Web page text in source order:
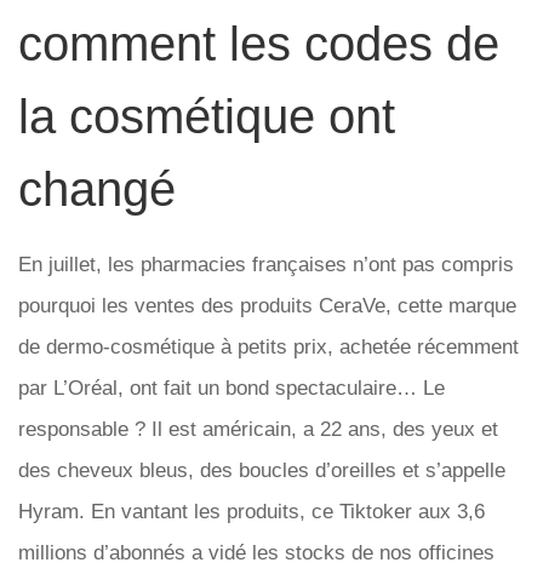
comment les codes de
la cosmétique ont
changé
En juillet, les pharmacies françaises n’ont pas compris
pourquoi les ventes des produits CeraVe, cette marque
de dermo-cosmétique à petits prix, achetée récemment
par L’Oréal, ont fait un bond spectaculaire… Le
responsable ? Il est américain, a 22 ans, des yeux et
des cheveux bleus, des boucles d’oreilles et s’appelle
Hyram. En vantant les produits, ce Tiktoker aux 3,6
millions d’abonnés a vidé les stocks de nos officines